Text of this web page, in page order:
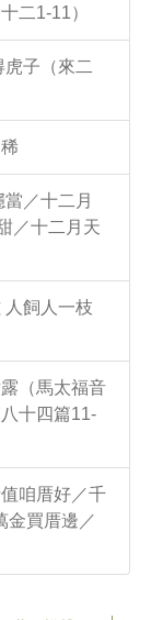
二1-11）
子（來二
／十二月
／十二月天
飼人一枝
（馬太福音
十四篇11-
咱厝好／千
買厝邊／